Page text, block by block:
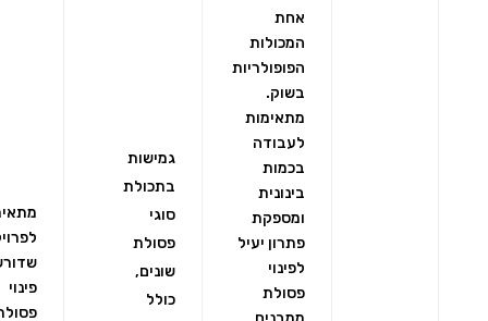
אחת
המכולות
הפופולריות
בשוק.
מתאימות
לעבודה
בכמות
בינונית
ומספקת
פתרון יעיל
לפינוי
פסולת
גמישות
בתכולת
סוגי
פסולת
שונים,
כולל
פינוי